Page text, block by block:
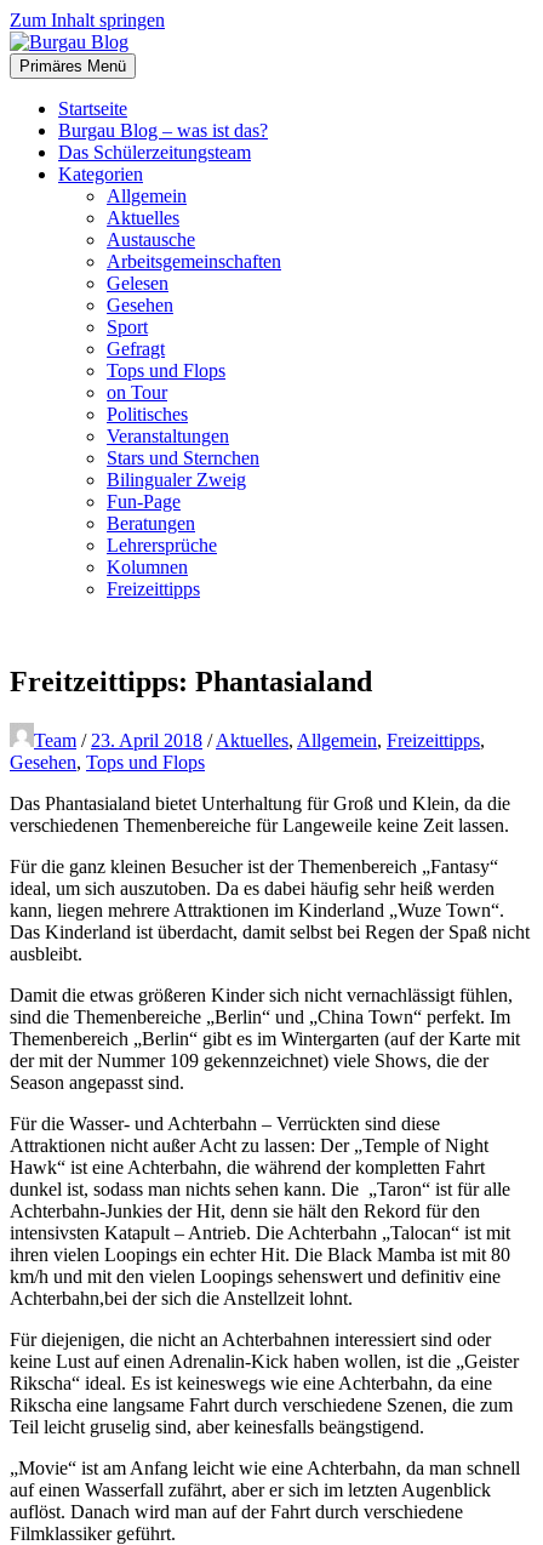
Zum Inhalt springen
Burgau Blog
…von Schülern für Schüler!
Primäres Menü
Startseite
Burgau Blog – was ist das?
Das Schülerzeitungsteam
Kategorien
Allgemein
Aktuelles
Austausche
Arbeitsgemeinschaften
Gelesen
Gesehen
Sport
Gefragt
Tops und Flops
on Tour
Politisches
Veranstaltungen
Stars und Sternchen
Bilingualer Zweig
Fun-Page
Beratungen
Lehrersprüche
Kolumnen
Freizeittipps
Freitzeittipps: Phantasialand
Team / 23. April 2018 / Aktuelles, Allgemein, Freizeittipps,
Gesehen, Tops und Flops
Das Phantasialand bietet Unterhaltung für Groß und Klein, da die
verschiedenen Themenbereiche für Langeweile keine Zeit lassen.
Für die ganz kleinen Besucher ist der Themenbereich „Fantasy“
ideal, um sich auszutoben. Da es dabei häufig sehr heiß werden
kann, liegen mehrere Attraktionen im Kinderland „Wuze Town“.
Das Kinderland ist überdacht, damit selbst bei Regen der Spaß nicht
ausbleibt.
Damit die etwas größeren Kinder sich nicht vernachlässigt fühlen,
sind die Themenbereiche „Berlin“ und „China Town“ perfekt. Im
Themenbereich „Berlin“ gibt es im Wintergarten (auf der Karte mit
der mit der Nummer 109 gekennzeichnet) viele Shows, die der
Season angepasst sind.
Für die Wasser- und Achterbahn – Verrückten sind diese
Attraktionen nicht außer Acht zu lassen: Der „Temple of Night
Hawk“ ist eine Achterbahn, die während der kompletten Fahrt
dunkel ist, sodass man nichts sehen kann. Die „Taron“ ist für alle
Achterbahn-Junkies der Hit, denn sie hält den Rekord für den
intensivsten Katapult – Antrieb. Die Achterbahn „Talocan“ ist mit
ihren vielen Loopings ein echter Hit. Die Black Mamba ist mit 80
km/h und mit den vielen Loopings sehenswert und definitiv eine
Achterbahn,bei der sich die Anstellzeit lohnt.
Für diejenigen, die nicht an Achterbahnen interessiert sind oder
keine Lust auf einen Adrenalin-Kick haben wollen, ist die „Geister
Rikscha“ ideal. Es ist keineswegs wie eine Achterbahn, da eine
Rikscha eine langsame Fahrt durch verschiedene Szenen, die zum
Teil leicht gruselig sind, aber keinesfalls beängstigend.
„Movie“ ist am Anfang leicht wie eine Achterbahn, da man schnell
auf einen Wasserfall zufährt, aber er sich im letzten Augenblick
auflöst. Danach wird man auf der Fahrt durch verschiedene
Filmklassiker geführt.